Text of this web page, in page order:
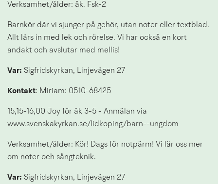
Verksamhet/ålder: åk. Fsk-2
Barnkör där vi sjunger på gehör, utan noter eller textblad.
Allt lärs in med lek och rörelse. Vi har också en kort
andakt och avslutar med mellis!
Var: Sigfridskyrkan, Linjevägen 27
Kontakt: Miriam: 0510-68425
15,15-16,00 Joy för åk 3-5 - Anmälan via
www.svenskakyrkan.se/lidkoping/barn--ungdom
Verksamhet/ålder: Kör! Dags för notpärm! Vi lär oss mer
om noter och sångteknik.
Var: Sigfridskyrkan, Linjevägen 27